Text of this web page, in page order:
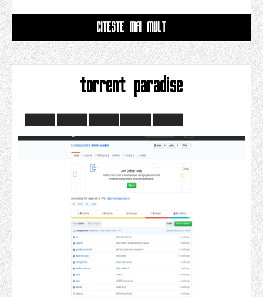
CITESTE MAI MULT
torrent paradise